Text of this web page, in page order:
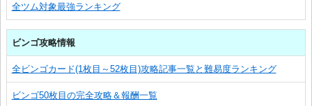
全ツム対象最強ランキング
ビンゴ攻略情報
全ビンゴカード(1枚目～52枚目)攻略記事一覧と難易度ランキング
ビンゴ50枚目の完全攻略＆報酬一覧